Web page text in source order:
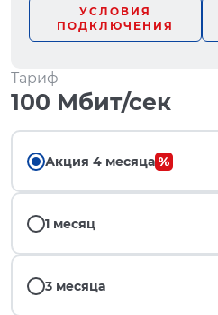
УСЛОВИЯ
ПОДКЛЮЧЕНИЯ
Тариф
100 Мбит/сек
Акция 4 месяца
1 месяц
3 месяца